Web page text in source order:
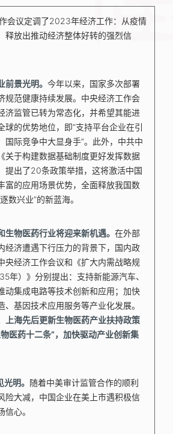
会议定调了2023年经济工作：从疫情
释放出推动经济整体好转的强烈信
前景光明。今年以来，国家多次部署
规范健康持续发展。中央经济工作会
济监管已转为常态化，并希望其能进
球的优势地位，即“支持平台企业在引
国际竞争中大显身手”。此外，中共中
关于构建数据基础制度更好发挥数据
提出了20条政策举措，这将激活中国
富的应用场景优势，全面释放我国数
数兴业”的新蓝海。
生物医药行业将迎来新机遇。在外部
经济遭遇下行压力的背景下，国内政
央经济工作会议和《扩大内需战略规
年）》分别提出：支持新能源汽车、
动集成电路等技术创新和应用；加快
、基因技术应用服务等产业化发展。
上海先后更新生物医药产业扶持政策
医药十二条”，加快驱动产业创新集
明。 随着中美审计监管合作的顺利
险大减，中国企业在美上市遇积极信
心。